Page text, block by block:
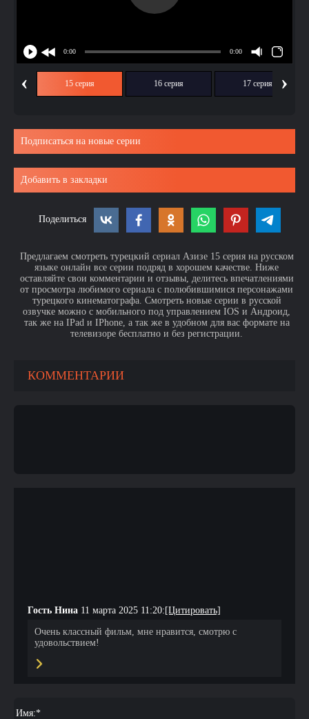
‹ 15 серия 16 серия 17 серия ›
Подписаться на новые серии
Добавить в закладки
Поделиться
Предлагаем смотреть турецкий сериал Азизе 15 серия на русском
языке онлайн все серии подряд в хорошем качестве. Ниже
оставляйте свои комментарии и отзывы, делитесь впечатлениями
от просмотра любимого сериала с полюбившимися персонажами
турецкого кинематографа. Смотреть новые серии в русской
озвучке можно с мобильного под управлением IOS и Андроид,
так же на IPad и IPhone, а так же в удобном для вас формате на
телевизоре бесплатно и без регистрации.
КОММЕНТАРИИ
Гость Нина 11 марта 2025 11:20: [Цитировать]
Очень классный фильм, мне нравится, смотрю с
удовольствием!
Имя:*